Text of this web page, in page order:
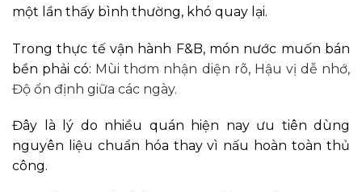
một lần thấy bình thường, khó quay lại.
Trong thực tế vận hành F&B, món nước muốn bán
bền phải có: Mùi thơm nhận diện rõ, Hậu vị dễ nhớ,
Độ ổn định giữa các ngày.
Đây là lý do nhiều quán hiện nay ưu tiên dùng
nguyên liệu chuẩn hóa thay vì nấu hoàn toàn thủ
công.